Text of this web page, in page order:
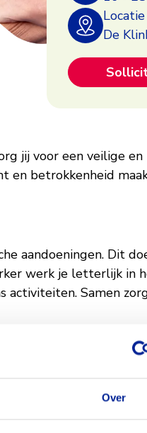
Over
Locatie
De
jij voor een veilige
en betrokkenheid
aandoeningen. Dit
werk je letterlijk in
activiteiten. Samen
de bewoners. Je